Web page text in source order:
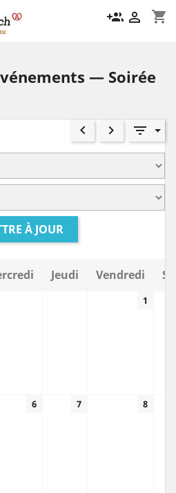
shopping_cart
group_add 
— Soirée
keyboard_arrow_left keyboard_arrow_right filter_list
À JOUR
Jeudi Vendredi
1
6 7 8